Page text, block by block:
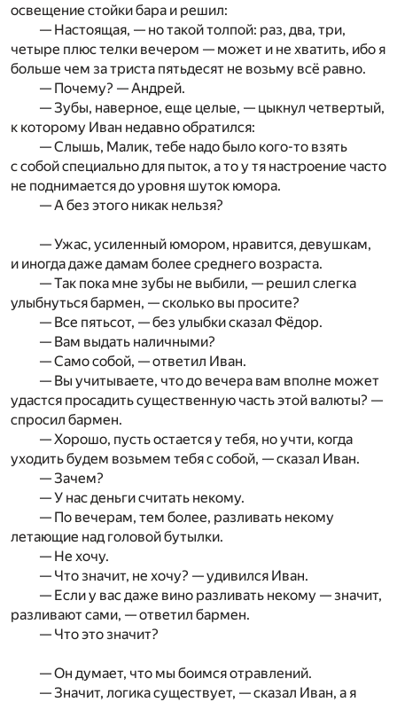
освещение стойки бара и решил:
— Настоящая, — но такой толпой: раз, два, три,
четыре плюс телки вечером — может и не хватить, ибо я
больше чем за триста пятьдесят не возьму всё равно.
— Почему? — Андрей.
— Зубы, наверное, еще целые, — цыкнул четвертый,
к которому Иван недавно обратился:
— Слышь, Малик, тебе надо было кого-то взять
с собой специально для пыток, а то у тя настроение часто
не поднимается до уровня шуток юмора.
— А без этого никак нельзя?
— Ужас, усиленный юмором, нравится, девушкам,
и иногда даже дамам более среднего возраста.
— Так пока мне зубы не выбили, — решил слегка
улыбнуться бармен, — сколько вы просите?
— Все пятьсот, — без улыбки сказал Фёдор.
— Вам выдать наличными?
— Само собой, — ответил Иван.
— Вы учитываете, что до вечера вам вполне может
удастся просадить существенную часть этой валюты? —
спросил бармен.
— Хорошо, пусть остается у тебя, но учти, когда
уходить будем возьмем тебя с собой, — сказал Иван.
— Зачем?
— У нас деньги считать некому.
— По вечерам, тем более, разливать некому
летающие над головой бутылки.
— Не хочу.
— Что значит, не хочу? — удивился Иван.
— Если у вас даже вино разливать некому — значит,
разливают сами, — ответил бармен.
— Что это значит?
— Он думает, что мы боимся отравлений.
— Значит, логика существует, — сказал Иван, а я